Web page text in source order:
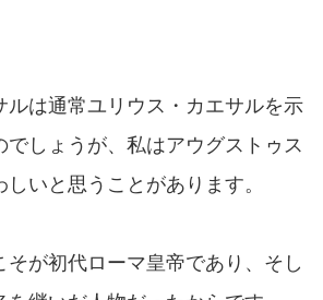
ルは通常ユリウス・カエサルを示
でしょうが、私はアウグストゥス
いと思うことがあります。
そが初代ローマ皇帝であり、そし